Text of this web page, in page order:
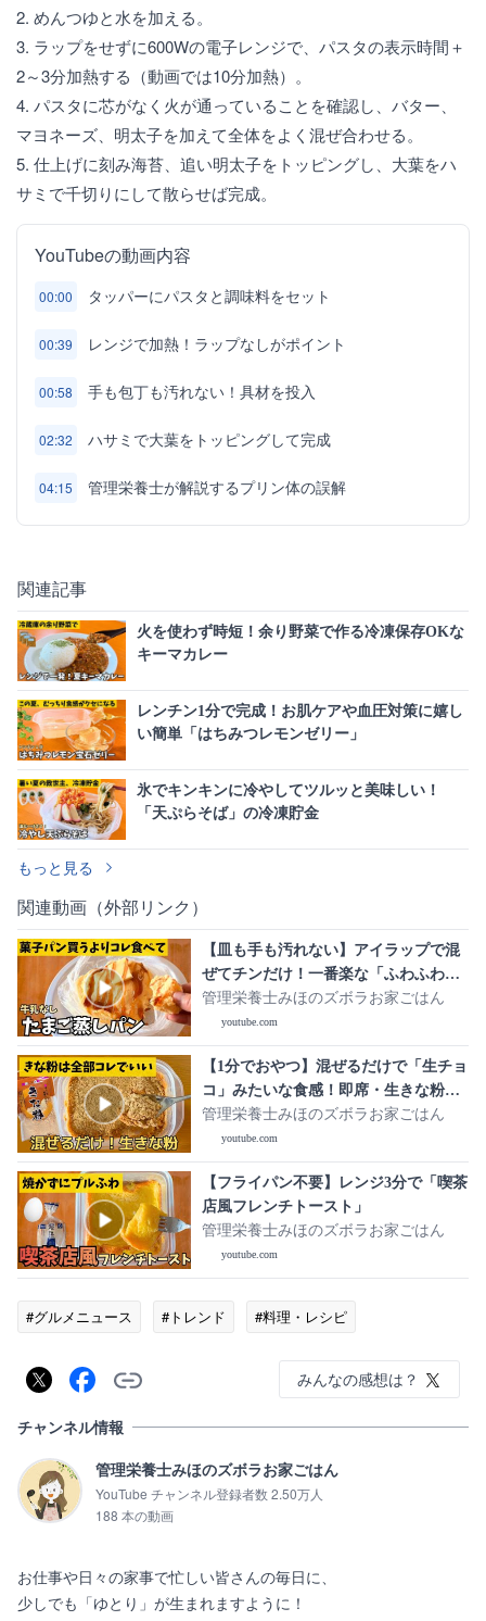
2. めんつゆと水を加える。
3. ラップをせずに600Wの電子レンジで、パスタの表示時間＋
2～3分加熱する（動画では10分加熱）。
4. パスタに芯がなく火が通っていることを確認し、バター、
マヨネーズ、明太子を加えて全体をよく混ぜ合わせる。
5. 仕上げに刻み海苔、追い明太子をトッピングし、大葉をハ
サミで千切りにして散らせば完成。
YouTubeの動画内容
00:00 タッパーにパスタと調味料をセット
00:39 レンジで加熱！ラップなしがポイント
00:58 手も包丁も汚れない！具材を投入
02:32 ハサミで大葉をトッピングして完成
04:15 管理栄養士が解説するプリン体の誤解
関連記事
火を使わず時短！余り野菜で作る冷凍保存OKな
キーマカレー
レンチン1分で完成！お肌ケアや血圧対策に嬉し
い簡単「はちみつレモンゼリー」
氷でキンキンに冷やしてツルッと美味しい！
「天ぷらそば」の冷凍貯金
もっと見る
関連動画（外部リンク）
【皿も手も汚れない】アイラップで混
ぜてチンだけ！一番楽な「ふわふわた
まご蒸しパン」
管理栄養士みほのズボラお家ごはん
youtube.com
【1分でおやつ】混ぜるだけで「生チョ
コ」みたいな食感！即席・生きな粉の
作り方
管理栄養士みほのズボラお家ごはん
youtube.com
【フライパン不要】レンジ3分で「喫茶
店風フレンチトースト」
管理栄養士みほのズボラお家ごはん
youtube.com
#グルメニュース #トレンド #料理・レシピ
みんなの感想は？
チャンネル情報
管理栄養士みほのズボラお家ごはん
YouTube チャンネル登録者数 2.50万人
188 本の動画
お仕事や日々の家事で忙しい皆さんの毎日に、
少しでも「ゆとり」が生まれますように！